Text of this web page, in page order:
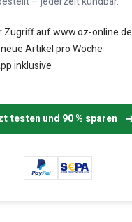
Zugriff auf www.oz-online.de
Artikel pro Woche
inklusive
testen und 90 % sparen